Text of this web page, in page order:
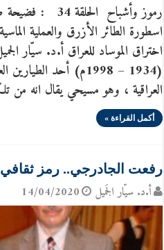
رموز وأشباح
اسطورة الطائر الأزرق والعملية
اختراق الموساد للعراق أ.د. سيّار
(1934 – 1998م) أحد
العراقية ، وهو مسيحي يقال انه
أكمل القراءة »
رفعت الجادرجي.. رمز
أ.د. سيّار الجَميل 14/04/2020